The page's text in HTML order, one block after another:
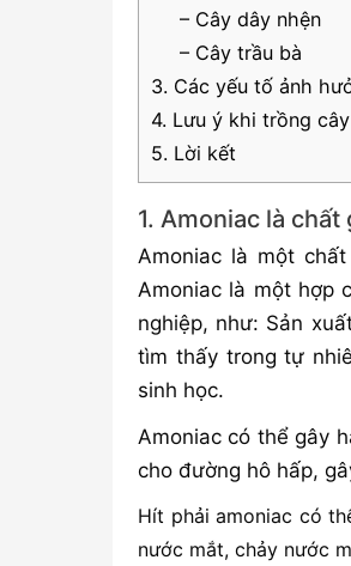
– Cây dây nhện
– Cây trầu bà
3. Các yếu tố ảnh
4. Lưu ý khi trồng
5. Lời kết
1. Amoniac là chất
Amoniac là một
Amoniac là một hợp
nghiệp, như: Sản
tìm thấy trong tự
sinh học.
Amoniac có thể gây
cho đường hô hấp,
Hít phải amoniac có
nước mắt, chảy nước